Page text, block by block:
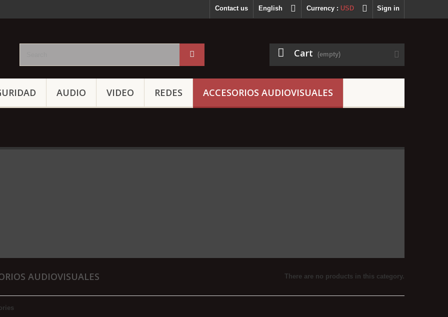
Sign in
Currency : USD
English
Contact us
Cart (empty)
AUDIO VIDEO REDES ACCESORIOS AUDIOVISUALES
AUDIOVISUALES There are no products in this category.